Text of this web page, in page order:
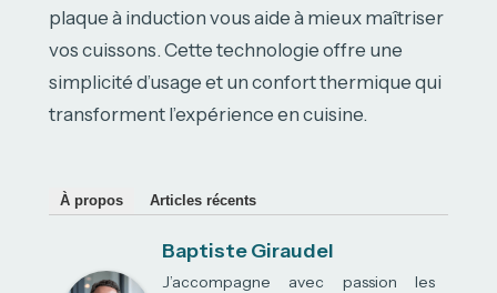
plaque à induction vous aide à mieux maîtriser
vos cuissons. Cette technologie offre une
simplicité d’usage et un confort thermique qui
transforment l’expérience en cuisine.
À propos Articles récents
Baptiste Giraudel
J’accompagne avec passion les